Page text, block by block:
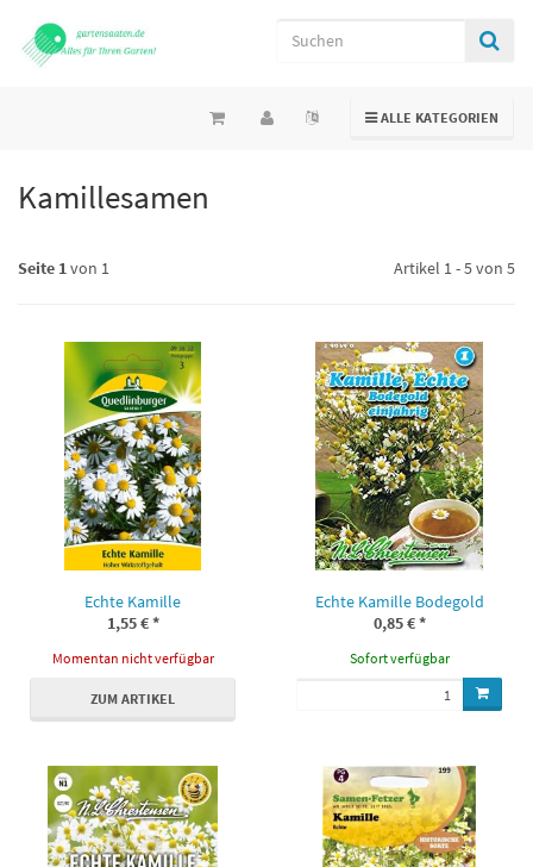
TOGGLE NAVIGATION
ALLE KATEGORIEN
Kamillesamen
Seite 1von 1 Artikel 1 - 5 von 5
Echte Kamille
1,55 €*
Momentan nicht verfügbar
ZUM ARTIKEL
Echte Kamille Bodegold
0,85 €*
Sofort verfügbar